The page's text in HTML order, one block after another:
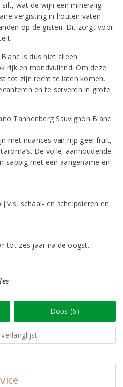
wat de wijn een mineralig
vergisting in houten vaten
op de gisten. Dit zorgt voor
is dus niet alleen
rijk en mondvullend. Om deze
tot zijn recht te laten komen,
en te serveren in grote
met nuances van rijp geel fruit,
De volle, aanhoudende
sappig met een aangename en
vis, schaal- en schelpdieren en
tot zes jaar na de oogst.
Doos (6)
verlanglijst